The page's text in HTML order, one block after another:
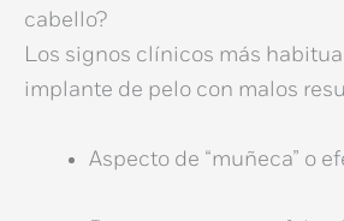
cabello?
Los signos clínicos más
implante de pelo con malos
Aspecto de “muñeca” o